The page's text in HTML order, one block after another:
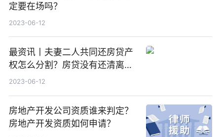
定要在场吗？
2023-06-12
最资讯丨夫妻二人共同还房贷产
权怎么分割？房贷没有还清离婚
怎么办？
2023-06-12
房地产开发公司资质谁来判定？
房地产开发资质如何申请？